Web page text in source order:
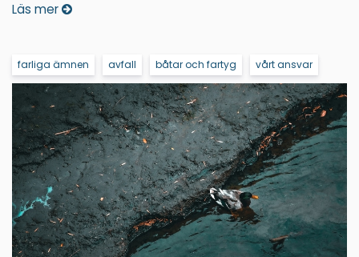
Läs mer
farliga ämnen avfall båtar och fartyg vårt ansvar